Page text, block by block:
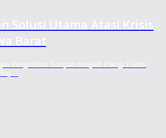
Solusi Utama Atasi Krisis
Barat
Pengolahan Sampah menjadi Energi Listrik